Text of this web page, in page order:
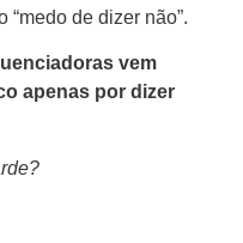
de dizer não”.
vem
apenas por dizer